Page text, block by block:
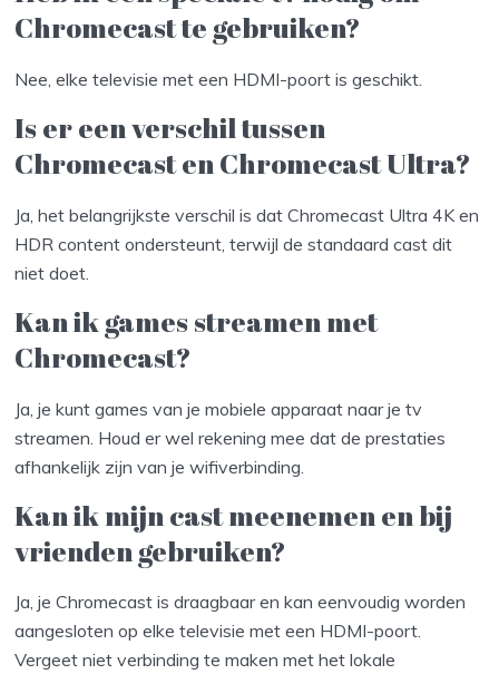
Chromecast te gebruiken?
Nee, elke televisie met een HDMI-poort is geschikt.
Is er een verschil tussen
Chromecast en Chromecast Ultra?
Ja, het belangrijkste verschil is dat Chromecast Ultra 4K en
HDR content ondersteunt, terwijl de standaard cast dit
niet doet.
Kan ik games streamen met
Chromecast?
Ja, je kunt games van je mobiele apparaat naar je tv
streamen. Houd er wel rekening mee dat de prestaties
afhankelijk zijn van je wifiverbinding.
Kan ik mijn cast meenemen en bij
vrienden gebruiken?
Ja, je Chromecast is draagbaar en kan eenvoudig worden
aangesloten op elke televisie met een HDMI-poort.
Vergeet niet verbinding te maken met het lokale